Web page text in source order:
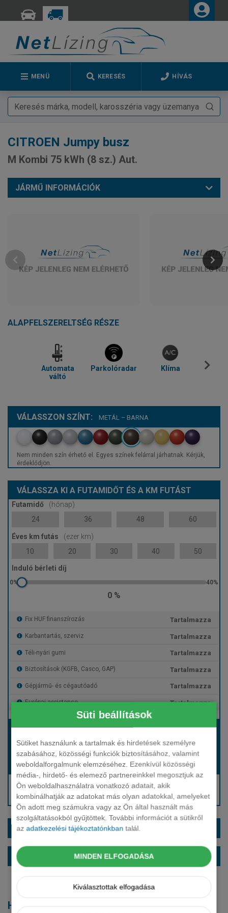
Süti beállítások
Sütiket használunk a tartalmak és hirdetések személyre
szabásához, közösségi funkciók biztosításához, valamint
weboldalforgalmunk elemzéséhez. Ezenkívül közösségi
média-, hirdető- és elemező partnereinkkel megosztjuk az
Ön weboldalhasználatra vonatkozó adatait, akik
kombinálhatják az adatokat más olyan adatokkal, amelyeket
Ön adott meg számukra vagy az Ön által használt más
szolgáltatásokból gyűjtöttek. További információt a sütikről
azadatkezelési tájékoztatónkban talál.
MINDEN ELFOGADÁSA
Kiválasztottak elfogadása
MENÜ KERESÉS HÍVÁS
CITROEN Jumpy busz
M Kombi 75 kWh (8 sz.) Aut.
JÁRMŰ INFORMÁCIÓK
ALAPFELSZERELTSÉG RÉSZE
Automata
váltó
Parkolóradar Klíma
VÁLASSZON SZÍNT: METÁL – BARNA
Nem minden szín érhető el. Egyes színek felárral járhatnak. Kérjük,
érdeklődjön.
VÁLASSZA KI A FUTAMIDŐT ÉS A KM FUTÁST
Futamidő
(hónap)
24
36 48 60
Éves km futás
(ezer km)
10
20 30 40 50
Induló bérleti díj
0 %
Fix HUF finanszírozás Tartalmazza
Karbantartás, szerviz Tartalmazza
Téli-nyári gumi Tartalmazza
Biztosítások (KGFB, Casco, GAP) Tartalmazza
Gépjármű- és cégautóadó Tartalmazza
Európai assistance Tartalmazza
Bérleti díj:
Hívjon bennünket!
Induló bérleti díj: Hívjon bennünket!
Hívjon: +36 1 888 0088
Kérjen visszahívást!
EXTRÁK ÉS SZÍNEK
ALAPFELSZERELTSÉG
Hasonló modellek